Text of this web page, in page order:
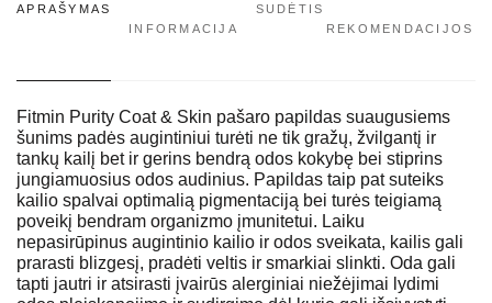
APRAŠYMAS
INFORMACIJA
SUDĖTIS
REKOMENDACIJOS
Fitmin Purity Coat & Skin pašaro papildas suaugusiems
šunims padės augintiniui turėti ne tik gražų, žvilgantį ir
tankų kailį bet ir gerins bendrą odos kokybę bei stiprins
jungiamuosius odos audinius. Papildas taip pat suteiks
kailio spalvai optimalią pigmentaciją bei turės teigiamą
poveikį bendram organizmo įmunitetui. Laiku
nepasirūpinus augintinio kailio ir odos sveikata, kailis gali
prarasti blizgesį, pradėti veltis ir smarkiai slinkti. Oda gali
tapti jautri ir atsirasti įvairūs alerginiai niežėjimai lydimi